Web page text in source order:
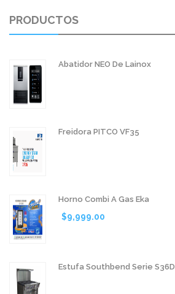
PRODUCTOS
Abatidor NEO De Lainox
Freidora PITCO VF35
Horno Combi A Gas Eka
$9,999.00
Estufa Southbend Serie S36D